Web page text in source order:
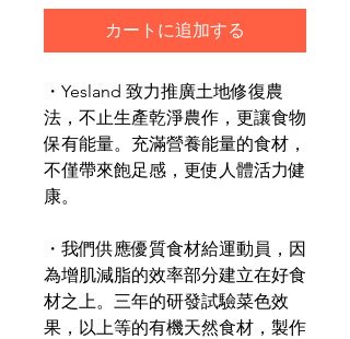
カートに追加する
・Yesland 致力推廣土地修復農
法，不止生產乾淨農作，更讓食物
保有能量。充滿營養能量的食材，
不僅帶來飽足感，更使人體活力健
康。
・我們供應優質食材給運動員，因
為增肌減脂的效率部分建立在好食
材之上。三年的研發試驗菜色效
果，以上等的有機天然食材，製作